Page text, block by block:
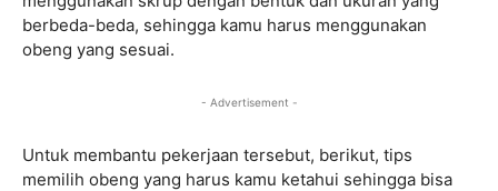
berbeda-beda, sehingga kamu harus menggunakan
obeng yang sesuai.
- Advertisement -
Untuk membantu pekerjaan tersebut, berikut, tips
memilih obeng yang harus kamu ketahui sehingga bisa